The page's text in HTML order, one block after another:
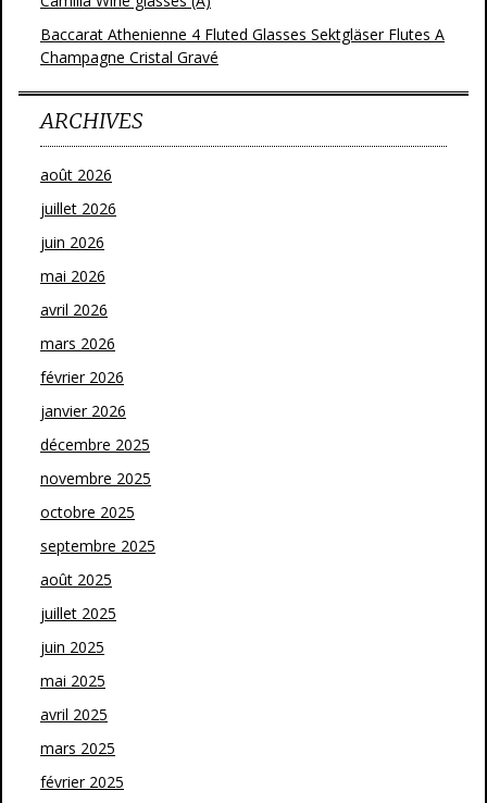
Baccarat Athenienne 4 Fluted Glasses Sektgläser Flutes A
Champagne Cristal Gravé
ARCHIVES
août 2026
juillet 2026
juin 2026
mai 2026
avril 2026
mars 2026
février 2026
janvier 2026
décembre 2025
novembre 2025
octobre 2025
septembre 2025
août 2025
juillet 2025
juin 2025
mai 2025
avril 2025
mars 2025
février 2025